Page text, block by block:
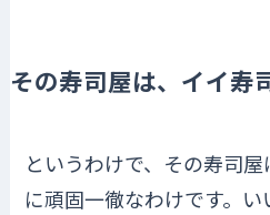
その寿司屋は、イイ寿
というわけで、その寿司屋
に頑固一徹なわけです。